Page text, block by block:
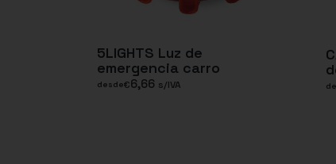
5LIGHTS Luz de
emergencia carro
desde€6,66 s/IVA